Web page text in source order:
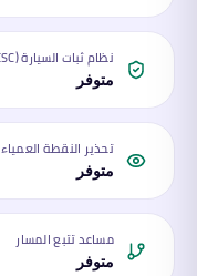
نظام ثبات السيارة (ESC)
متوفر
تحذير النقطة العمياء
متوفر
مساعد تتبع المسار
متوفر